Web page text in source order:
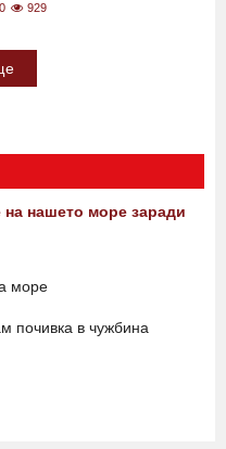
0 929
на нашето море заради
море
почивка в чужбина